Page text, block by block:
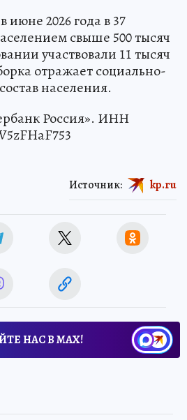
июне 2026 года в 37
свыше 500 тысяч
участвовали 11 тысяч
отражает социально-
населения.
Россия». ИНН
Источник: kp.ru
НАС В МАХ!